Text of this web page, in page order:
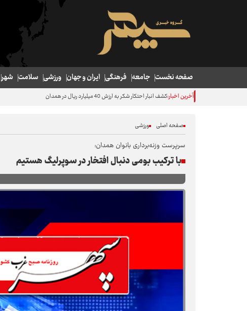
صفحه نخست جامعه فرهنگی ایران و جهان ورزشی سلامت شهر
آخرین اخبار:کشف انبار احتکار شکر به ارزش 40 میلیارد ریال در همدان
صفحه اصلی ورزشی
سرپرست وزنه‌برداری بانوان همدان:
با ترکیب بومی دنبال افتخار در سوپرلیگ هستیم